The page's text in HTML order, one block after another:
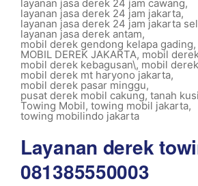
layanan jasa derek 24 jam cawang,
layanan jasa derek 24 jam jakarta,
layanan jasa derek 24 jam jakarta
layanan jasa derek antam,
mobil derek gendong kelapa gading,
MOBIL DEREK JAKARTA, mobil
mobil derek kebagusan\, mobil
mobil derek mt haryono jakarta,
mobil derek pasar minggu,
pusat derek mobil cakung, tanah
Towing Mobil, towing mobil jakarta,
towing mobilindo jakarta
Layanan derek
081385550003